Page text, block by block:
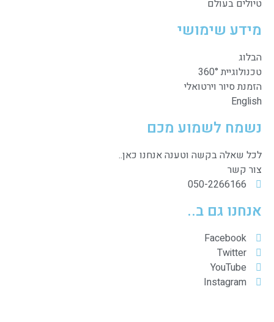
טיולים בעולם
מידע שימושי
הבלוג
טכנולוגיית 360°
הזמנת סיור וירטואלי
English
נשמח לשמוע מכם
לכל שאלה בקשה וטענה אנחנו כאן..
צור קשר
050-2266166
אנחנו גם ב..
Facebook
Twitter
YouTube
Instagram